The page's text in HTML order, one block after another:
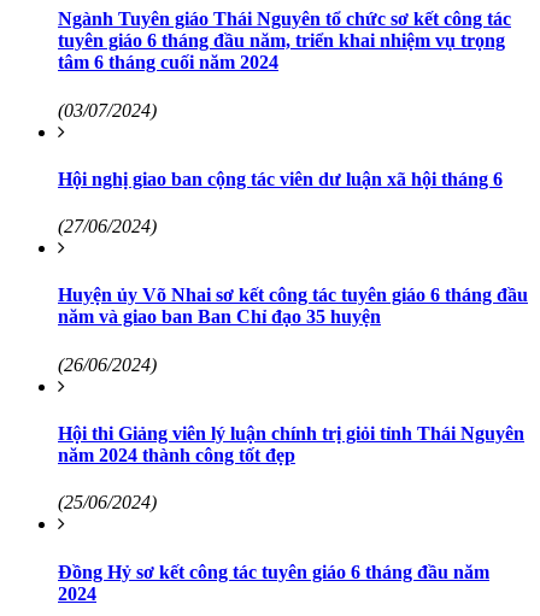
Ngành Tuyên giáo Thái Nguyên tổ chức sơ kết công tác
tuyên giáo 6 tháng đầu năm, triển khai nhiệm vụ trọng
tâm 6 tháng cuối năm 2024
(03/07/2024)
Hội nghị giao ban cộng tác viên dư luận xã hội tháng 6
(27/06/2024)
Huyện ủy Võ Nhai sơ kết công tác tuyên giáo 6 tháng đầu
năm và giao ban Ban Chỉ đạo 35 huyện
(26/06/2024)
Hội thi Giảng viên lý luận chính trị giỏi tỉnh Thái Nguyên
năm 2024 thành công tốt đẹp
(25/06/2024)
Đồng Hỷ sơ kết công tác tuyên giáo 6 tháng đầu năm
2024